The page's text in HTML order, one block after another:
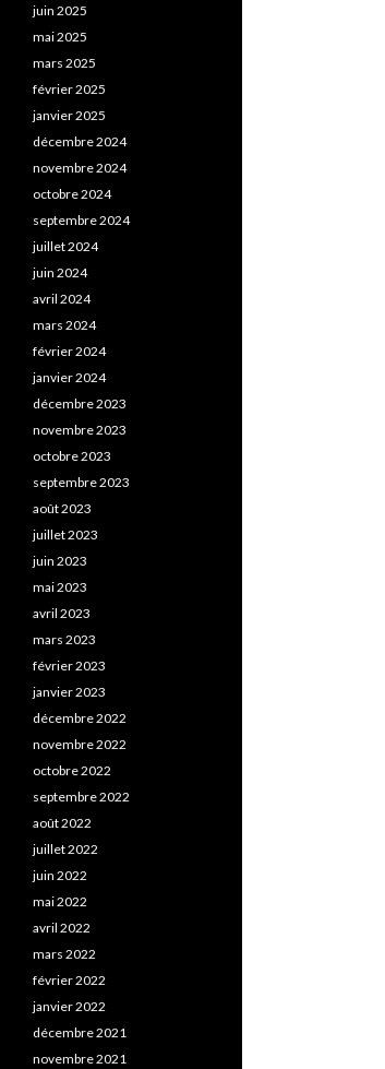
juin 2025
mai 2025
mars 2025
février 2025
janvier 2025
décembre 2024
novembre 2024
octobre 2024
septembre 2024
juillet 2024
juin 2024
avril 2024
mars 2024
février 2024
janvier 2024
décembre 2023
novembre 2023
octobre 2023
septembre 2023
août 2023
juillet 2023
juin 2023
mai 2023
avril 2023
mars 2023
février 2023
janvier 2023
décembre 2022
novembre 2022
octobre 2022
septembre 2022
août 2022
juillet 2022
juin 2022
mai 2022
avril 2022
mars 2022
février 2022
janvier 2022
décembre 2021
novembre 2021